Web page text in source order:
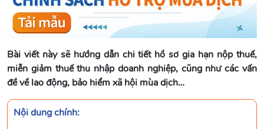
Bài viết này sẽ hướng dẫn chi tiết hồ sơ gia hạn nộp thuế,
miễn giảm thuế thu nhập doanh nghiệp, cũng như các vấn
đề về lao động, bảo hiểm xã hội mùa dịch…
Nội dung chính: